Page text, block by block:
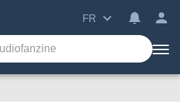
FR